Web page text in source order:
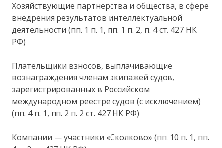
Хозяйствующие партнерства и общества, в сфере
внедрения результатов интеллектуальной
деятельности (пп. 1 п. 1, пп. 1 п. 2, п. 4 ст. 427 НК
РФ)
Плательщики взносов, выплачивающие
вознаграждения членам экипажей судов,
зарегистрированных в Российском
международном реестре судов (с исключением)
(пп. 4 п. 1, пп. 2 п. 2 ст. 427 НК РФ)
Компании — участники «Сколково» (пп. 10 п. 1, пп.